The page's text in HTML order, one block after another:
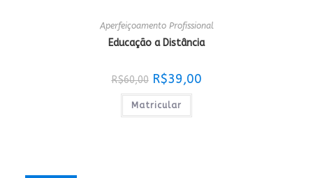
Aperfeiçoamento Profissional
Educação a Distância
R$60,00 O
preço
original
era:
R$60,00.
R$39,00O
Matricular